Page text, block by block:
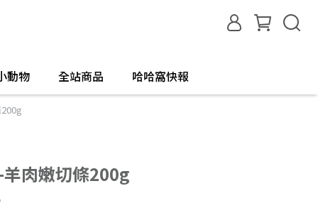
動物 全站商品 哈哈窩快報
肉嫩切條200g